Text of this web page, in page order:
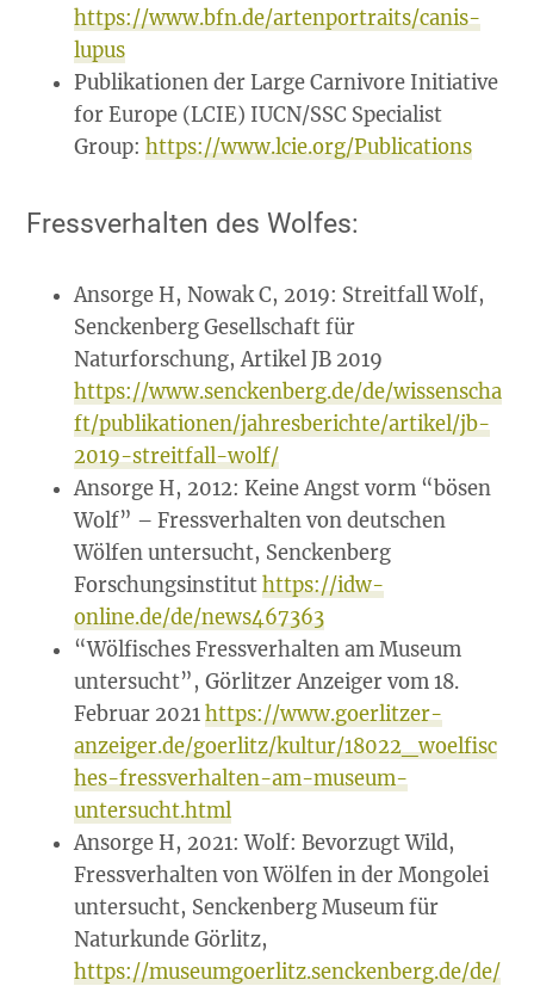
https://www.bfn.de/artenportraits/canis-
lupus
Publikationen der Large Carnivore Initiative
for Europe (LCIE) IUCN/SSC Specialist
Group:https://www.lcie.org/Publications
Fressverhalten des Wolfes:
Ansorge H, Nowak C, 2019: Streitfall Wolf,
Senckenberg Gesellschaft für
Naturforschung, Artikel JB 2019
https://www.senckenberg.de/de/wissenscha
ft/publikationen/jahresberichte/artikel/jb-
2019-streitfall-wolf/
Ansorge H, 2012: Keine Angst vorm “bösen
Wolf” – Fressverhalten von deutschen
Wölfen untersucht, Senckenberg
Forschungsinstituthttps://idw-
online.de/de/news467363
“Wölfisches Fressverhalten am Museum
untersucht”, Görlitzer Anzeiger vom 18.
Februar 2021https://www.goerlitzer-
anzeiger.de/goerlitz/kultur/18022_woelfisc
hes-fressverhalten-am-museum-
untersucht.html
Ansorge H, 2021: Wolf: Bevorzugt Wild,
Fressverhalten von Wölfen in der Mongolei
untersucht, Senckenberg Museum für
Naturkunde Görlitz,
https://museumgoerlitz.senckenberg.de/de/